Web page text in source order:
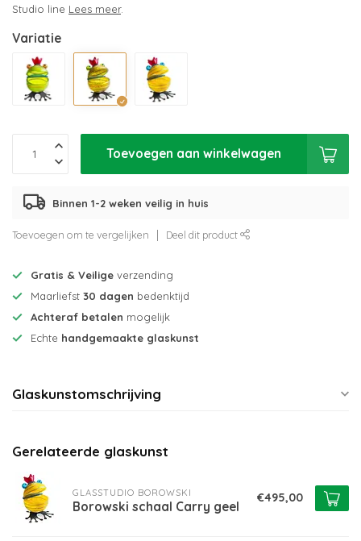
Studio line Lees meer.
Variatie
Toevoegen aan winkelwagen
Binnen 1-2 weken veilig in huis
Toevoegen om te vergelijken Deel dit product
Gratis & Veilige verzending
Maarliefst 30 dagen bedenktijd
Achteraf betalen mogelijk
Echte handgemaakte glaskunst
Glaskunstomschrijving
Gerelateerde glaskunst
GLASSTUDIO BOROWSKI
Borowski schaal Carry geel
€495,00